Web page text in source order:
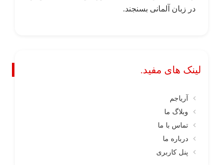
در زبان آلمانی بسنجند.
لینک های مفید.
آریاجم
وبلاگ ما
تماس با ما
درباره ما
پنل کاربری